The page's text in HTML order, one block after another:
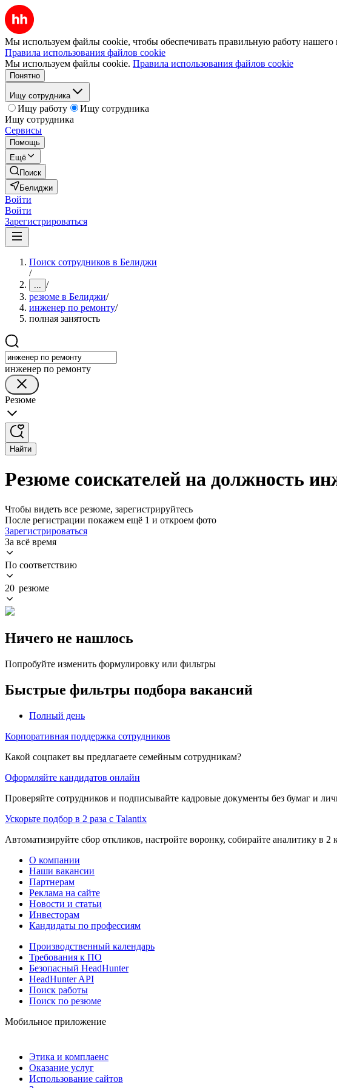
Мы используем файлы cookie, чтобы обеспечивать правильную работу нашего
Правила использования файлов cookie
Мы используем файлы cookie. Правила использования файлов cookie
Понятно
Ищу сотрудника
Ищу работу
Ищу сотрудника
Ищу сотрудника
Сервисы
Помощь
Ещё
Поиск
Белиджи
Войти
Войти
Зарегистрироваться
Поиск сотрудников в Белиджи
/
... /
резюме в Белиджи/
инженер по ремонту/
полная занятость
инженер по ремонту
Резюме
Найти
Резюме соискателей на должность
Чтобы видеть все резюме, зарегистрируйтесь
После регистрации покажем ещё 1 и откроем фото
Зарегистрироваться
За всё время
По соответствию
20 резюме
Ничего не нашлось
Попробуйте изменить формулировку или фильтры
Быстрые фильтры подбора вакансий
Полный день
Корпоративная поддержка сотрудников
Какой соцпакет вы предлагаете семейным сотрудникам?
Оформляйте кандидатов онлайн
Проверяйте сотрудников и подписывайте кадровые документы без бумаг и
Ускорьте подбор в 2 раза с Talantix
Автоматизируйте сбор откликов, настройте воронку, собирайте аналитику в 2
О компании
Наши вакансии
Партнерам
Реклама на сайте
Новости и статьи
Инвесторам
Кандидаты по профессиям
Производственный календарь
Требования к ПО
Безопасный HeadHunter
HeadHunter API
Поиск работы
Поиск по резюме
Мобильное приложение
Этика и комплаенс
Оказание услуг
Использование сайтов